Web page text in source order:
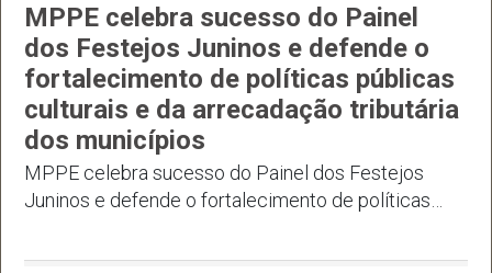
MPPE celebra sucesso do Painel
dos Festejos Juninos e defende o
fortalecimento de políticas públicas
culturais e da arrecadação tributária
dos municípios
MPPE celebra sucesso do Painel dos Festejos
Juninos e defende o fortalecimento de políticas
municípios